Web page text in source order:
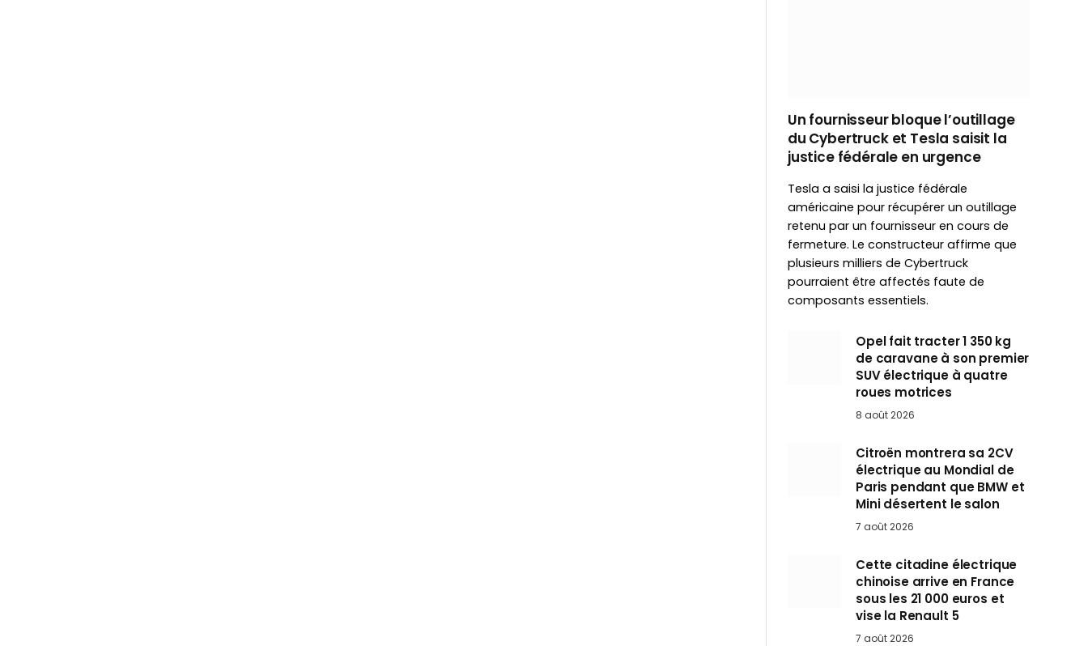
Un fournisseur bloque l’outillage
du Cybertruck et Tesla saisit la
justice fédérale en urgence
Tesla a saisi la justice fédérale
américaine pour récupérer un outillage
retenu par un fournisseur en cours de
fermeture. Le constructeur affirme que
plusieurs milliers de Cybertruck
pourraient être affectés faute de
composants essentiels.
Opel fait tracter 1 350 kg
de caravane à son premier
SUV électrique à quatre
roues motrices
8 août 2026
Citroën montrera sa 2CV
électrique au Mondial de
Paris pendant que BMW et
Mini désertent le salon
7 août 2026
Cette citadine électrique
chinoise arrive en France
sous les 21 000 euros et
vise la Renault 5
7 août 2026